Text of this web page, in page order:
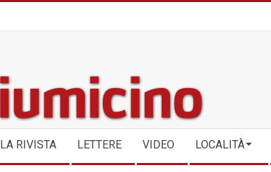
LA RIVISTA LETTERE VIDEO LOCALITÀ